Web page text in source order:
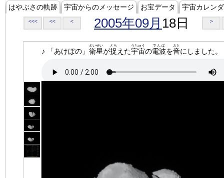
はやぶさの軌跡 宇宙からのメッセージ お宝データ 宇宙カレン
<<< << < 2005年09月 18日 >
♪ 「あけぼの」 衛星
えいせい
が捉
とら
えた宇宙
うちゅう
の電波
でんぱ
を音
おと
にしました。